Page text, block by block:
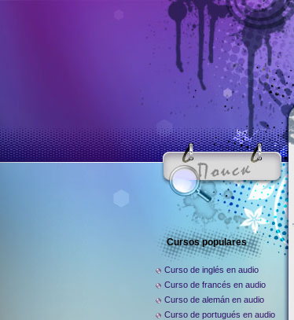
Cursos populares
Curso de inglés en audio
Curso de francés en audio
Curso de alemán en audio
Curso de portugués en audio